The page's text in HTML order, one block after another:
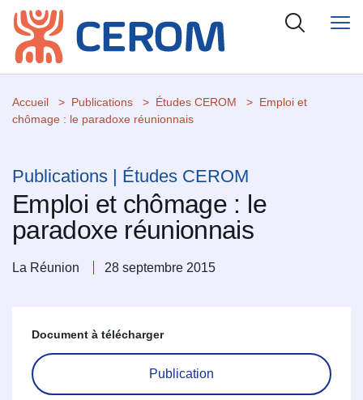
Accueil Publications Études CEROM
Emploi et
chômage : le paradoxe réunionnais
Publications | Études CEROM
Emploi et chômage : le
paradoxe réunionnais
La Réunion 28 septembre 2015
Document à télécharger
Publication